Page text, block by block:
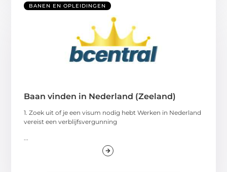
BANEN EN OPLEIDINGEN
Baan vinden in Nederland (Zeeland)
1. Zoek uit of je een visum nodig hebt Werken in Nederland
vereist een verblijfsvergunning
...